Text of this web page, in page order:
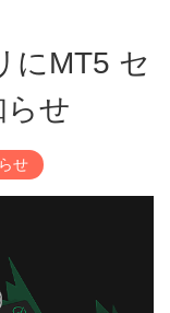
にMT5 セ
らせ
せ